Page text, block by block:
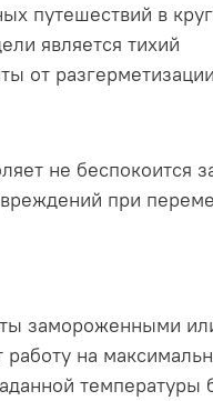
путешествий в
является тихий
от
не беспокоится
при
замороженными
на
температуры